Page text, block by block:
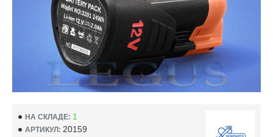
НА СКЛАДЕ: 1
АРТИКУЛ: 20159